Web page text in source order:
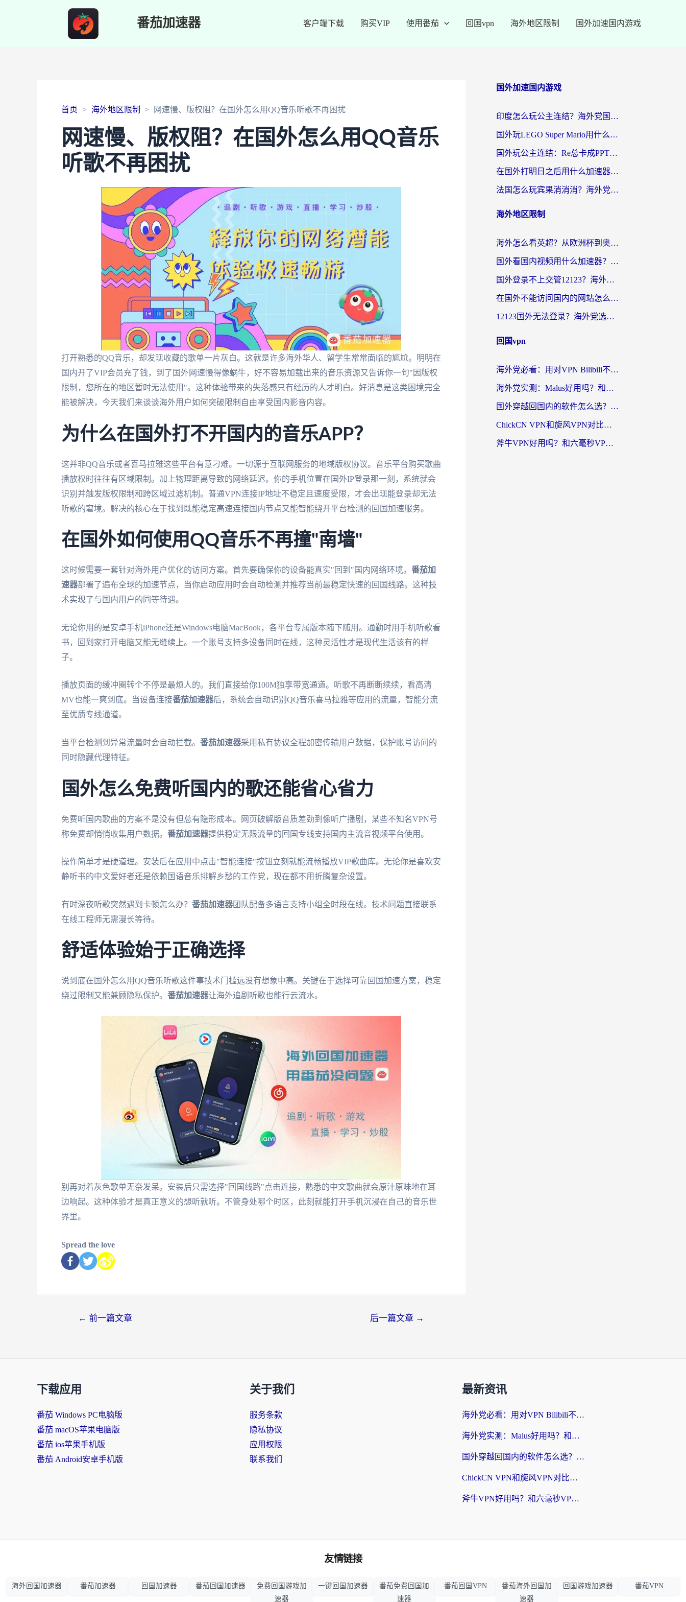
番茄加速器 客户端下载 购买VIP 使用番茄 回国vpn 海外地区限制 国外加速国内游戏
首页 海外地区限制 网速慢、版权阻？在国外怎么用QQ音乐听歌不再困扰
网速慢、版权阻？在国外怎么用QQ音乐
听歌不再困扰
打开熟悉的QQ音乐，却发现收藏的歌单一片灰白。这就是许多海外华人、留学生常常面临的尴尬。明明在
国内开了VIP会员充了钱，到了国外网速慢得像蜗牛，好不容易加载出来的音乐资源又告诉你一句"因版权
限制，您所在的地区暂时无法使用"。这种体验带来的失落感只有经历的人才明白。好消息是这类困境完全
能被解决，今天我们来谈谈海外用户如何突破限制自由享受国内影音内容。
为什么在国外打不开国内的音乐APP？
这并非QQ音乐或者喜马拉雅这些平台有意刁难。一切源于互联网服务的地域版权协议。音乐平台购买歌曲
播放权时往往有区域限制。加上物理距离导致的网络延迟。你的手机位置在国外IP登录那一刻，系统就会
识别并触发版权限制和跨区域过滤机制。普通VPN连接IP地址不稳定且速度受限，才会出现能登录却无法
听歌的窘境。解决的核心在于找到既能稳定高速连接国内节点又能智能绕开平台检测的回国加速服务。
在国外如何使用QQ音乐不再撞"南墙"
这时候需要一套针对海外用户优化的访问方案。首先要确保你的设备能真实"回到"国内网络环境。 番茄加
速器部署了遍布全球的加速节点，当你启动应用时会自动检测并推荐当前最稳定快速的回国线路。这种技
术实现了与国内用户的同等待遇。
无论你用的是安卓手机iPhone还是Windows电脑MacBook，各平台专属版本随下随用。通勤时用手机听歌看
书，回到家打开电脑又能无缝续上。一个账号支持多设备同时在线，这种灵活性才是现代生活该有的样
子。
播放页面的缓冲圈转个不停是最烦人的。我们直接给你100M独享带宽通道。听歌不再断断续续，看高清
MV也能一爽到底。当设备连接番茄加速器后，系统会自动识别QQ音乐喜马拉雅等应用的流量，智能分流
至优质专线通道。
当平台检测到异常流量时会自动拦截。 番茄加速器采用私有协议全程加密传输用户数据，保护账号访问的
同时隐藏代理特征。
国外怎么免费听国内的歌还能省心省力
免费听国内歌曲的方案不是没有但总有隐形成本。网页破解版音质差劲到像听广播剧，某些不知名VPN号
称免费却悄悄收集用户数据。 番茄加速器提供稳定无限流量的回国专线支持国内主流音视频平台使用。
操作简单才是硬道理。安装后在应用中点击"智能连接"按钮立刻就能流畅播放VIP歌曲库。无论你是喜欢安
静听书的中文爱好者还是依赖国语音乐排解乡愁的工作党，现在都不用折腾复杂设置。
有时深夜听歌突然遇到卡顿怎么办？ 番茄加速器团队配备多语言支持小组全时段在线。技术问题直接联系
在线工程师无需漫长等待。
舒适体验始于正确选择
说到底在国外怎么用QQ音乐听歌这件事技术门槛远没有想象中高。关键在于选择可靠回国加速方案，稳定
绕过限制又能兼顾隐私保护。 番茄加速器让海外追剧听歌也能行云流水。
别再对着灰色歌单无奈发呆。安装后只需选择"回国线路"点击连接，熟悉的中文歌曲就会原汁原味地在耳
边响起。这种体验才是真正意义的想听就听。不管身处哪个时区，此刻就能打开手机沉浸在自己的音乐世
界里。
Spread the love
← 前一篇文章 后一篇文章 →
国外加速国内游戏
印度怎么玩公主连结？海外党国服游戏加速终极指南（附仙境传说RO重生细胞优化技巧）
国外玩LEGO Super Mario用什么加速器？2026海外玩家亲测有效指南
国外玩公主连结：Re总卡成PPT？3步选对加速器，畅玩国服无压力
在国外打明日之后用什么加速器好一点？海外玩家亲测有效的国服游戏加速指南
法国怎么玩宾果消消消？海外党国服游戏加速器终极指南（附漫威召唤与合成解决办法）
海外地区限制
海外怎么看英超？从欧洲杯到奥运会，一份让你不卡壳的中文解说观看指南
国外看国内视频用什么加速器？留学生和海外华人的实用指南
国外登录不上交管12123？海外华人亲测有效的回国加速器选择指南
在国外不能访问国内的网站怎么办？海外党必看的无缝回国上网指南
12123国外无法登录？海外党选对回国加速器，轻松解决国内资源访问难题
回国vpn
海外党必看：用对VPN Bilibili不卡顿，英国玩国内游戏也丝滑——2026回国加速器选择指南
海外党实测：Malus好用吗？和雷霆哪个好？+ 3款热门加速器深度对比
国外穿越回国内的软件怎么选？3年海外党亲测实用指南，告别地域限制
ChickCN VPN和旋风VPN对比哪个回国效果更好？海外党实测回国内网神器指南
斧牛VPN好用吗？和六毫秒VPN对比哪个回国效果更好？海外党亲测实用指南
下载应用
番茄 Windows PC电脑版
番茄 macOS苹果电脑版
番茄 ios苹果手机版
番茄 Android安卓手机版
关于我们
服务条款
隐私协议
应用权限
联系我们
最新资讯
海外党必看：用对VPN Bilibili不卡顿，英国玩国内游戏也丝滑——2026回国加速器选择指南
海外党实测：Malus好用吗？和雷霆哪个好？+ 3款热门加速器深度对比
国外穿越回国内的软件怎么选？3年海外党亲测实用指南，告别地域限制
ChickCN VPN和旋风VPN对比哪个回国效果更好？海外党实测回国内网神器指南
斧牛VPN好用吗？和六毫秒VPN对比哪个回国效果更好？海外党亲测实用指南
友情链接
海外回国加速器 番茄加速器 回国加速器 番茄回国加速器
免费回国游戏加
速器
一键回国加速器
番茄免费回国加
速器
番茄回国VPN
番茄海外回国加
速器
回国游戏加速器 番茄VPN